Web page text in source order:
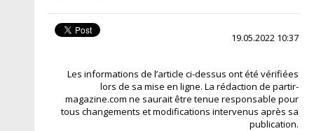
19.05.2022 10:37
Les informations de l’article ci-dessus ont été vérifiées
lors de sa mise en ligne. La rédaction de partir-
magazine.com ne saurait être tenue responsable pour
tous changements et modifications intervenus après sa
publication.